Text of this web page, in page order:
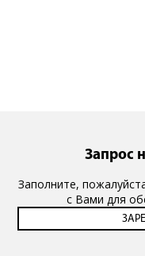
Запрос
Заполните,
с Вами для